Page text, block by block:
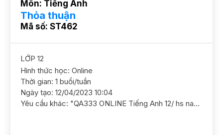
Môn: Tiếng Anh
Thỏa thuận
Mã số: ST462
LỚP 12
Hình thức học: Online
Thời gian: 1 buổi/tuần
Ngày tạo: 12/04/2023 10:04
Yêu cầu khác: "QA333 ONLINE Tiếng Anh 12/ hs nam/ HL Khá Cần ôn thi HSG YC GS nam nữ ok"